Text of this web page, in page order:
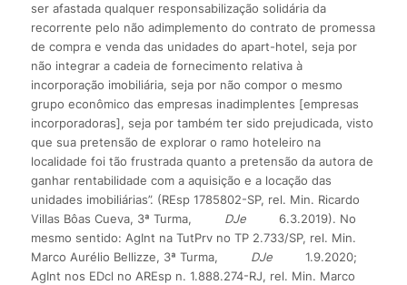
ser afastada qualquer responsabilização solidária da
recorrente pelo não adimplemento do contrato de promessa
de compra e venda das unidades do apart-hotel, seja por
não integrar a cadeia de fornecimento relativa à
incorporação imobiliária, seja por não compor o mesmo
grupo econômico das empresas inadimplentes [empresas
incorporadoras], seja por também ter sido prejudicada, visto
que sua pretensão de explorar o ramo hoteleiro na
localidade foi tão frustrada quanto a pretensão da autora de
ganhar rentabilidade com a aquisição e a locação das
unidades imobiliárias”. (REsp 1785802-SP, rel. Min. Ricardo
Villas Bôas Cueva, 3ª Turma,
DJe
6.3.2019). No
mesmo sentido: AgInt na TutPrv no TP 2.733/SP, rel. Min.
Marco Aurélio Bellizze, 3ª Turma,
DJe
1.9.2020;
AgInt nos EDcl no AREsp n. 1.888.274-RJ, rel. Min. Marco